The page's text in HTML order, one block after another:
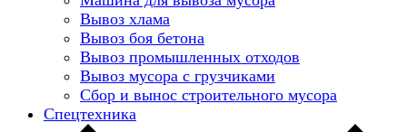
Вывоз хлама
Вывоз боя бетона
Вывоз промышленных отходов
Вывоз мусора с грузчиками
Сбор и вынос строительного мусора
Спецтехника